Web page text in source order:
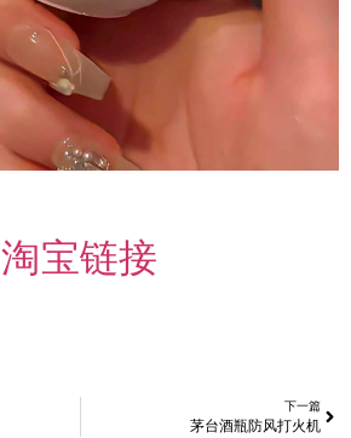
淘宝链接
下一篇
茅台酒瓶防风打火机